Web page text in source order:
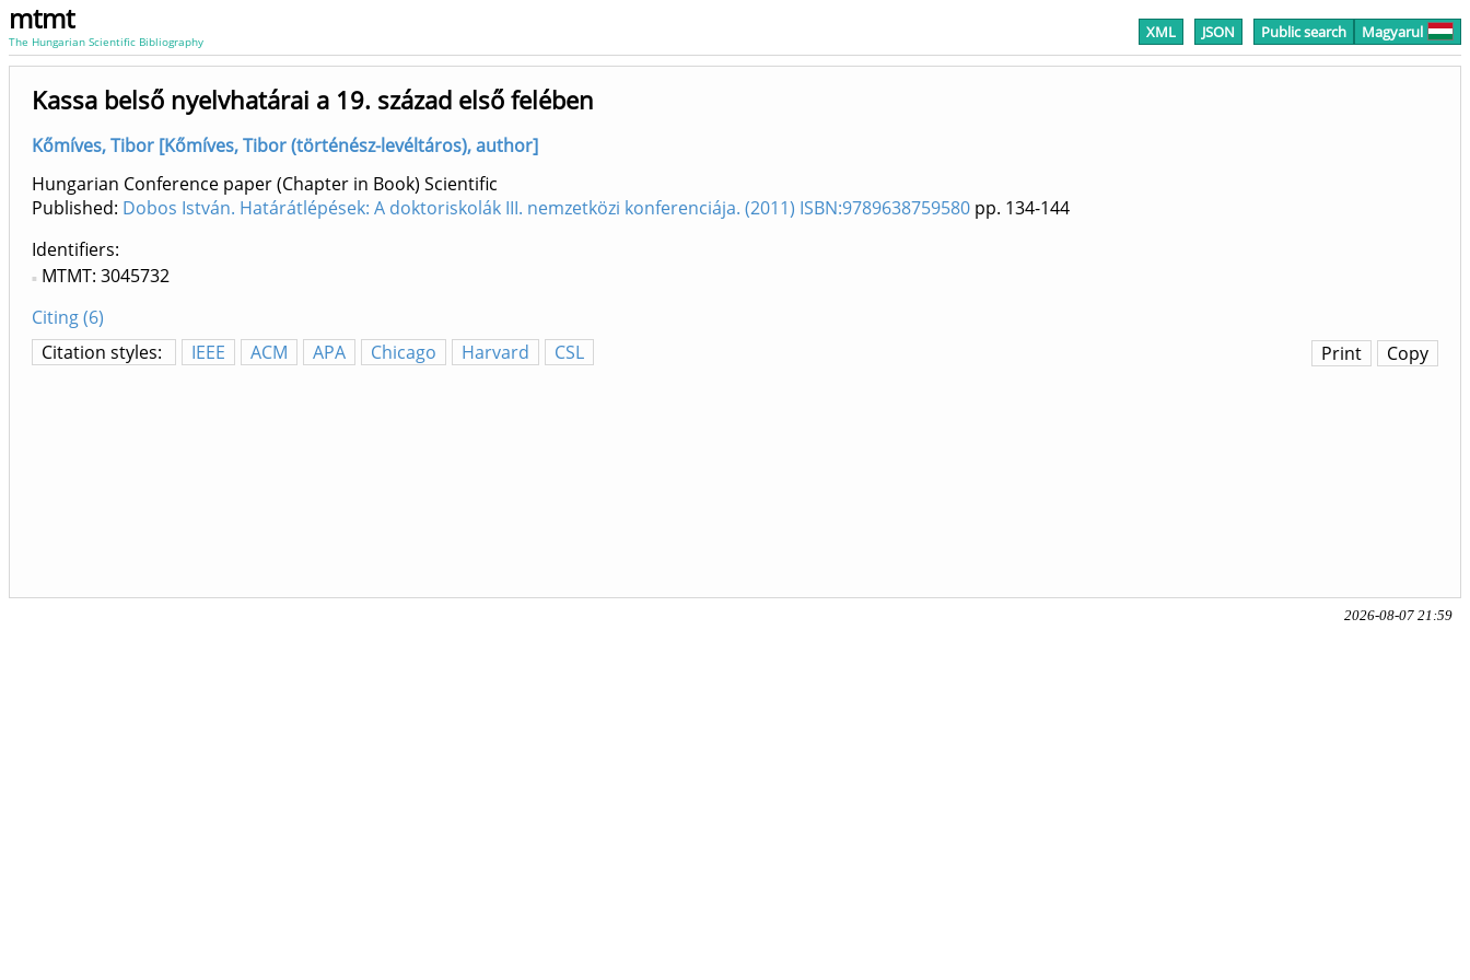
mtmt
The Hungarian Scientific Bibliography XML JSON Public search Magyarul
Kassa belső nyelvhatárai a 19. század első felében
Kőmíves, Tibor [Kőmíves, Tibor (történész-levéltáros), author]
Hungarian Conference paper (Chapter in Book) Scientific
Published: Dobos István. Határátlépések: A doktoriskolák III. nemzetközi konferenciája. (2011) ISBN:9789638759580 pp. 134-144
Identifiers
MTMT: 3045732
Citing (6)
Citation styles:
IEEE ACM APA Chicago Harvard CSL Copy
Print
2026-08-07 21:59